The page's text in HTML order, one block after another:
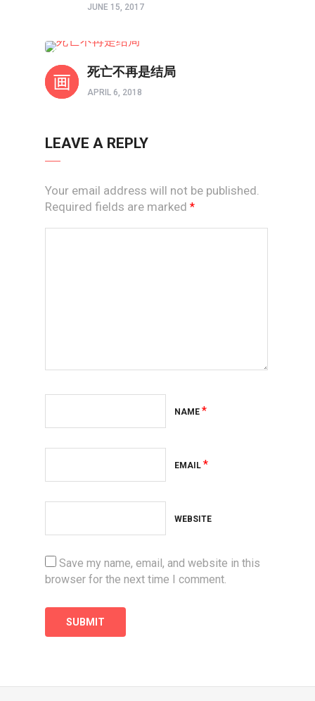
JUNE 15, 2017
死亡不再是结局
APRIL 6, 2018
LEAVE A REPLY
Your email address will not be published.
Required fields are marked *
NAME *
EMAIL *
WEBSITE
Save my name, email, and website in this
browser for the next time I comment.